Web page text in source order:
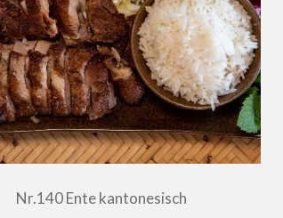
Nr.140 Ente kantonesisch